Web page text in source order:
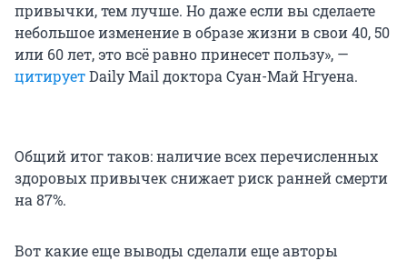
привычки, тем лучше. Но даже если вы сделаете
небольшое изменение в образе жизни в свои 40, 50
или 60 лет, это всё равно принесет пользу», —
цитируетDaily Mail доктора Суан-Май Нгуена.
Общий итог таков: наличие всех перечисленных
здоровых привычек снижает риск ранней смерти
на 87%.
Вот какие еще выводы сделали еще авторы